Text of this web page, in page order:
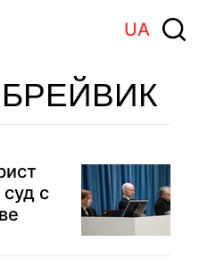
UA
с